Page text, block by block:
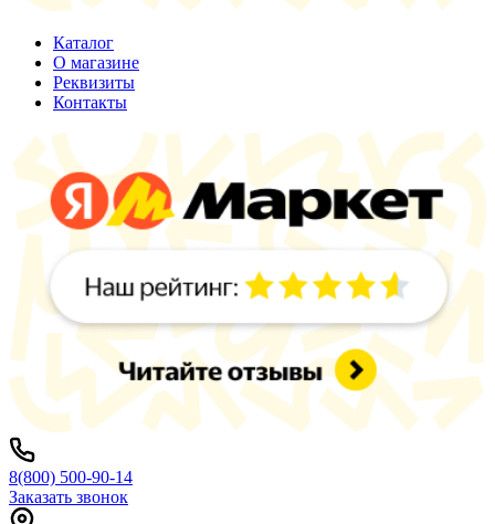
Каталог
О магазине
Реквизиты
Контакты
8(800) 500-90-14
Заказать звонок